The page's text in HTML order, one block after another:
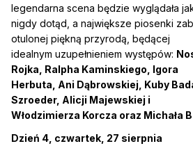
legendarna scena będzie wyglądała
nigdy dotąd, a największe piosenki
otulonej piękną przyrodą, będącej
idealnym uzupełnieniem występów:
Rojka, Ralpha Kaminskiego, Igora
Herbuta, Ani Dąbrowskiej, Kuby
Szroeder, Alicji Majewskiej i
Włodzimierza Korcza oraz Michała
Dzień 4, czwartek, 27 sierpnia